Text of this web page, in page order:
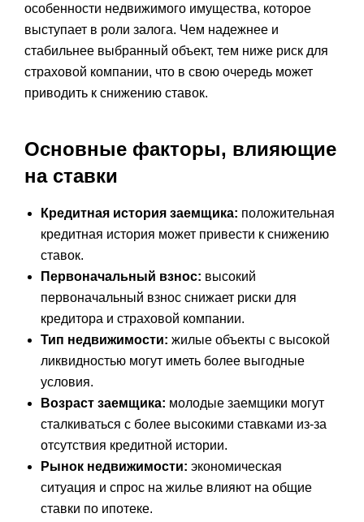
особенности недвижимого имущества, которое
выступает в роли залога. Чем надежнее и
стабильнее выбранный объект, тем ниже риск для
страховой компании, что в свою очередь может
приводить к снижению ставок.
Основные факторы, влияющие
на ставки
Кредитная история заемщика: положительная
кредитная история может привести к снижению
ставок.
Первоначальный взнос: высокий
первоначальный взнос снижает риски для
кредитора и страховой компании.
Тип недвижимости: жилые объекты с высокой
ликвидностью могут иметь более выгодные
условия.
Возраст заемщика: молодые заемщики могут
сталкиваться с более высокими ставками из-за
отсутствия кредитной истории.
Рынок недвижимости: экономическая
ситуация и спрос на жилье влияют на общие
ставки по ипотеке.